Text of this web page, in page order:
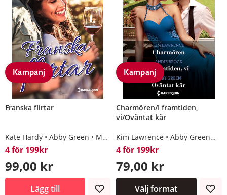
Kampanj
Franska flirtar
Kate Hardy Abby Green Margaret Barker Karin Baine
4 för 199kr
99,00 kr
Lägg till
Kampanj
Charmören/I framtiden,
vi/Oväntat kär
Kim Lawrence Abby Green
4 för 199kr
79,00 kr
Välj format